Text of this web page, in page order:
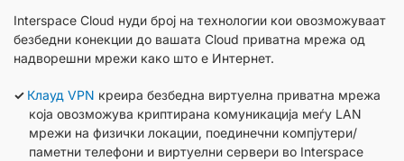
Interspace Cloud нуди број на технологии кои овозможуваат
безбедни конекции до вашата Cloud приватна мрежа од
надворешни мрежи како што е Интернет.
Клауд VPN креира безбедна виртуелна приватна мрежа
која овозможува криптирана комуникација меѓу LAN
мрежи на физички локации, поединечни компјутери/
паметни телефони и виртуелни сервери во Interspace